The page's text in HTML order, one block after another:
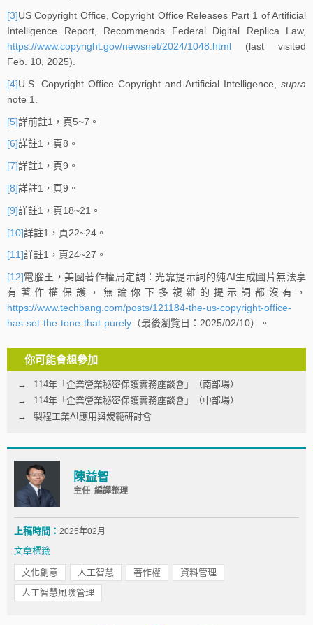
[3]US Copyright Office, Copyright Office Releases Part 1 of Artificial
Intelligence Report, Recommends Federal Digital Replica Law,
https://www.copyright.gov/newsnet/2024/1048.html (last visited
Feb. 10, 2025).
[4]U.S. Copyright Office Copyright and Artificial Intelligence, supra
note 1.
[5]詳前註1，頁5~7。
[6]詳註1，頁8。
[7]詳註1，頁9。
[8]詳註1，頁9。
[9]詳註1，頁18~21。
[10]詳註1，頁22~24。
[11]詳註1，頁24~27。
[12]電腦王，美國著作權局定調：光靠提示詞的純AI生成圖片無法享
有著作權保護，無論你下多複雜的提示詞都沒有，
https://www.techbang.com/posts/121184-the-us-copyright-office-
has-set-the-tone-that-purely （最後瀏覽日：2025/02/10）。
你可能會想參加
114年「企業營業秘密保護實務座談會」（南部場）
114年「企業營業秘密保護實務座談會」（中部場）
製程工業AI應用與規範研討會
陳益智
主任 編譯整理
上稿時間： 2025年02月
文章標籤
文化創意 人工智慧 著作權
資料管理
人工智慧風險管理